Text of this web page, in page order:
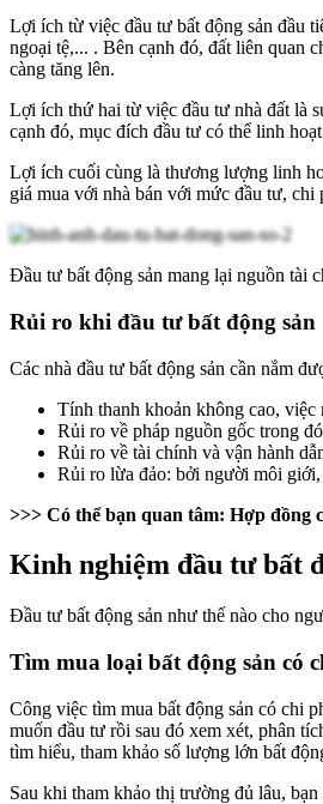
Lợi ích từ việc đầu tư bất động sản đầu
ngoại tệ,... . Bên cạnh đó, đất liên quan
càng tăng lên.
Lợi ích thứ hai từ việc đầu tư nhà đất là
cạnh đó, mục đích đầu tư có thể linh
Lợi ích cuối cùng là thương lượng linh
giá mua với nhà bán với mức đầu tư, chi
Đầu tư bất động sản mang lại nguồn tài
Rủi ro khi đầu tư bất động sản
Các nhà đầu tư bất động sản cần nắm
Tính thanh khoản không cao, việc
Rủi ro về pháp nguồn gốc trong
Rủi ro về tài chính và vận hành
Rủi ro lừa đảo: bởi người môi
>>> Có thể bạn quan tâm: Hợp đồng
Kinh nghiệm đầu tư bất
Đầu tư bất động sản như thế nào cho
Tìm mua loại bất động sản có
Công việc tìm mua bất động sản có chi
muốn đầu tư rồi sau đó xem xét, phân
tìm hiểu, tham khảo số lượng lớn bất
Sau khi tham khảo thị trường đủ lâu,